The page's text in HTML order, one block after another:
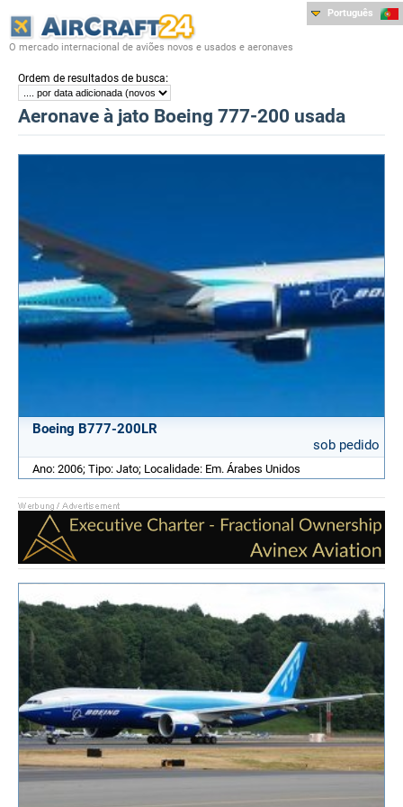
O mercado internacional de aviões novos e usados e aeronaves
Português
Ordem de resultados de busca:
Aeronave à jato Boeing 777-200 usada
Boeing B777-200LR
sob pedido
Ano: 2006; Tipo: Jato; Localidade: Em. Árabes Unidos